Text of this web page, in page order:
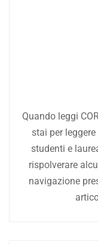
Quando leggi
stai per
studenti e
rispolverare
navigazione